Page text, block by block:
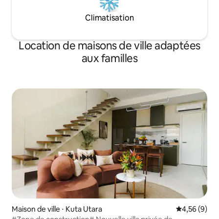
Climatisation
Location de maisons de ville adaptées
aux familles
Maison de ville ⋅ Kuta Utara Évaluation
4,56 (9)